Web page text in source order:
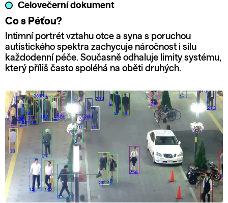
Celovečerní dokument
Co s Péťou?
Intimní portrét vztahu otce a syna s poruchou
autistického spektra zachycuje náročnost i sílu
každodenní péče. Současně odhaluje limity systému,
který příliš často spoléhá na oběti druhých.